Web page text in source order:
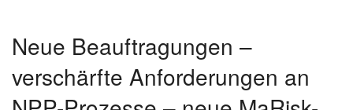
Neue Beauftragungen –
verschärfte Anforderungen an